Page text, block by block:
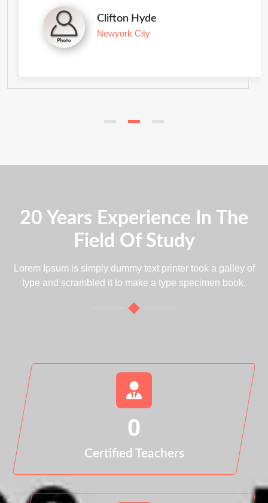
Clifton Hyde
Newyork City
20 Years Experience In The
Field Of Study
Lorem Ipsum is simply dummy text printer took a galley of
type and scrambled it to make a type specimen book.
0
Certified Teachers